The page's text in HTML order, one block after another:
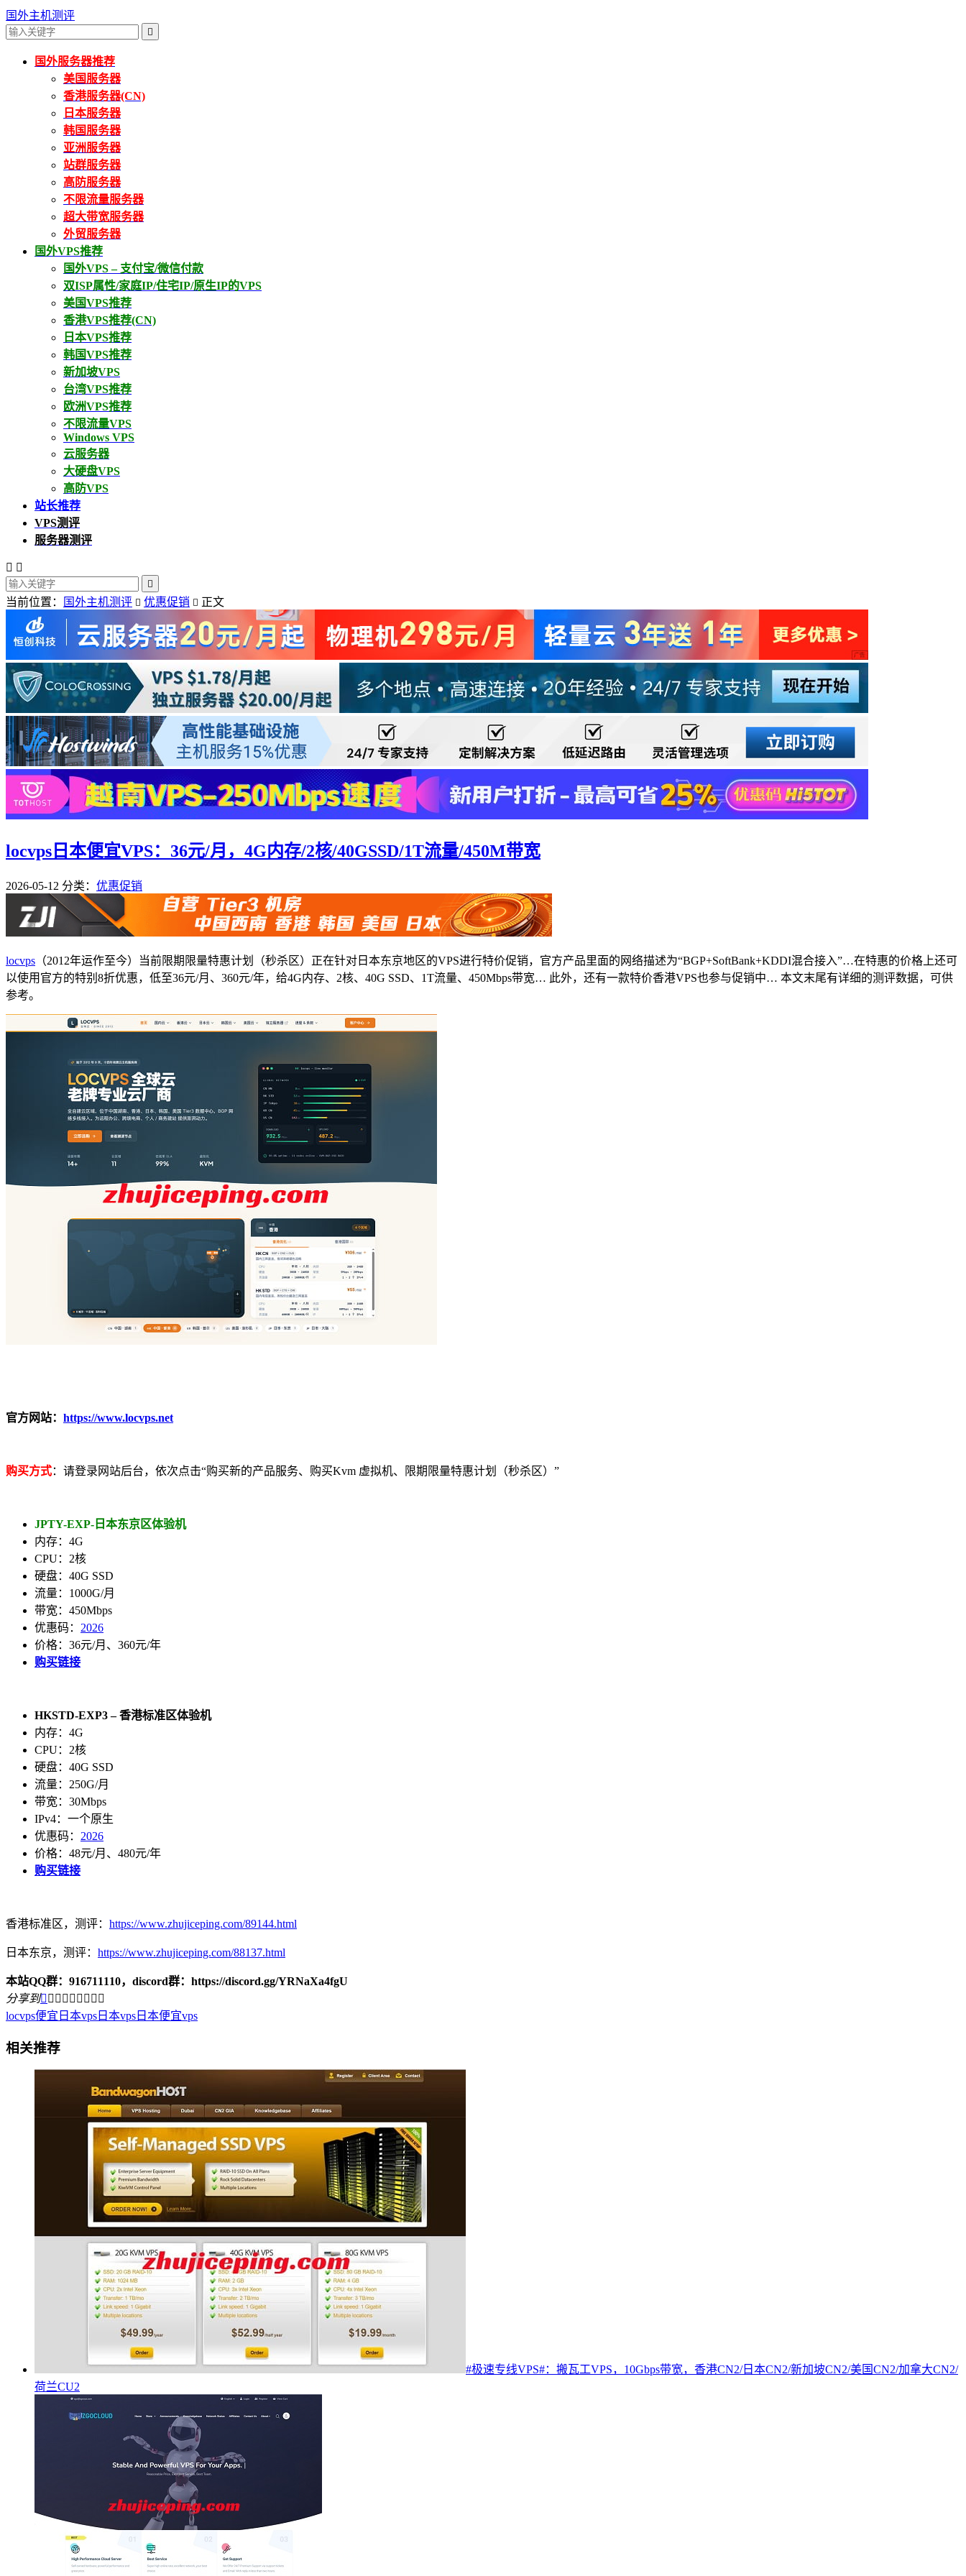
国外主机测评

国外服务器推荐
美国服务器
香港服务器(CN)
日本服务器
韩国服务器
亚洲服务器
站群服务器
高防服务器
不限流量服务器
超大带宽服务器
外贸服务器
国外VPS推荐
国外VPS – 支付宝/微信付款
双ISP属性/家庭IP/住宅IP/原生IP的VPS
美国VPS推荐
香港VPS推荐(CN)
日本VPS推荐
韩国VPS推荐
新加坡VPS
台湾VPS推荐
欧洲VPS推荐
不限流量VPS
Windows VPS
云服务器
大硬盘VPS
高防VPS
站长推荐
VPS测评
服务器测评
 

当前位置： 国外主机测评  优惠促销  正文
locvps日本便宜VPS：36元/月，4G内存/2核/40GSSD/1T流量/450M带宽
2026-05-12 分类： 优惠促销
locvps （2012年运作至今）当前限期限量特惠计划（秒杀区）正在针对日本东京地区的VPS进行特价促销，官方产品里面的网络描述为“BGP+SoftBank+KDDI混合接入”…在特惠的价格上还可
以使用官方的特别8折优惠，低至36元/月、360元/年，给4G内存、2核、40G SSD、1T流量、450Mbps带宽… 此外，还有一款特价香港VPS也参与促销中… 本文末尾有详细的测评数据，可供
参考。
官方网站： https://www.locvps.net
购买方式：请登录网站后台，依次点击“购买新的产品服务、购买Kvm 虚拟机、限期限量特惠计划（秒杀区）”
JPTY-EXP-日本东京区体验机
内存：4G
CPU：2核
硬盘：40G SSD
流量：1000G/月
带宽：450Mbps
优惠码： 2026
价格：36元/月、360元/年
购买链接
HKSTD-EXP3 – 香港标准区体验机
内存：4G
CPU：2核
硬盘：40G SSD
流量：250G/月
带宽：30Mbps
IPv4：一个原生
优惠码： 2026
价格：48元/月、480元/年
购买链接
香港标准区，测评： https://www.zhujiceping.com/89144.html
日本东京，测评： https://www.zhujiceping.com/88137.html
本站QQ群：916711110，discord群：https://discord.gg/YRNaXa4fgU
分享到        
locvps便宜日本vps 日本vps 日本便宜vps
相关推荐
#极速专线VPS#：搬瓦工VPS，10Gbps带宽，香港CN2/日本CN2/新加坡CN2/美国CN2/加拿大CN2/
荷兰CU2